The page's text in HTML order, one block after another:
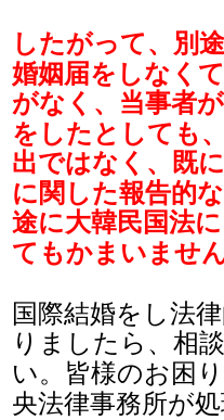
したがって、別
婚姻届をしなく
がなく、当事者
をしたとしても
出ではなく、既
に関した報告的
途に大韓民国法
てもかまいません
国際結婚をし法
りましたら、相
い。皆様のお困
央法律事務所が